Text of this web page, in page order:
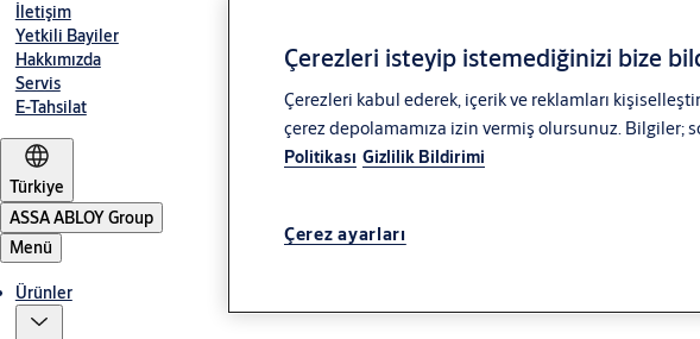
İletişim
Yetkili Bayiler
Hakkımızda
Servis
E-Tahsilat
Türkiye
ASSA ABLOY Group
Menü
Ürünler
Çerezleri isteyip istemediğinizi bize
Çerezleri kabul ederek, içerik ve reklamları
çerez depolamamıza izin vermiş olursunuz. Bilgiler;
Politikası Gizlilik Bildirimi
Çerez ayarları